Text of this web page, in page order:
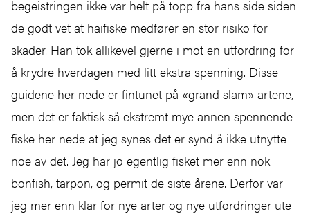
begeistringen ikke var helt på topp fra hans side siden
de godt vet at haifiske medfører en stor risiko for
skader. Han tok allikevel gjerne i mot en utfordring for
å krydre hverdagen med litt ekstra spenning. Disse
guidene her nede er fintunet på «grand slam» artene,
men det er faktisk så ekstremt mye annen spennende
fiske her nede at jeg synes det er synd å ikke utnytte
noe av det. Jeg har jo egentlig fisket mer enn nok
bonfish, tarpon, og permit de siste årene. Derfor var
jeg mer enn klar for nye arter og nye utfordringer ute